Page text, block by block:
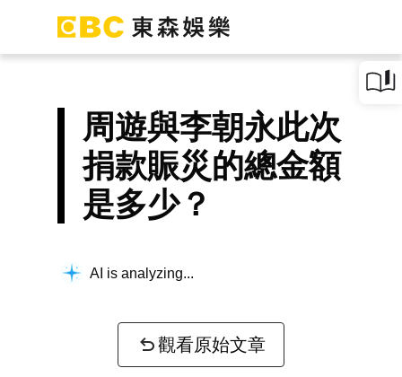
周遊與李朝永此次
捐款賑災的總金額
是多少？
AI is analyzing...
觀看原始文章